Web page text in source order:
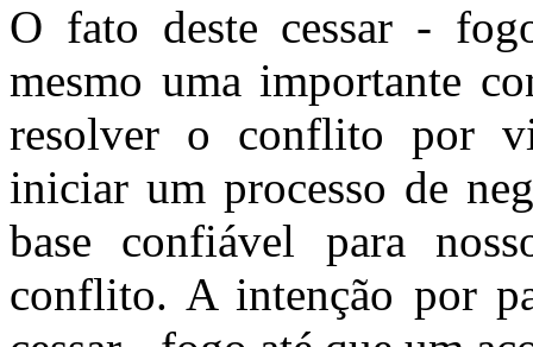
O fato deste cessar -
mesmo uma importante
resolver o conflito por
iniciar um processo de
base confiável para
conflito. A intenção por